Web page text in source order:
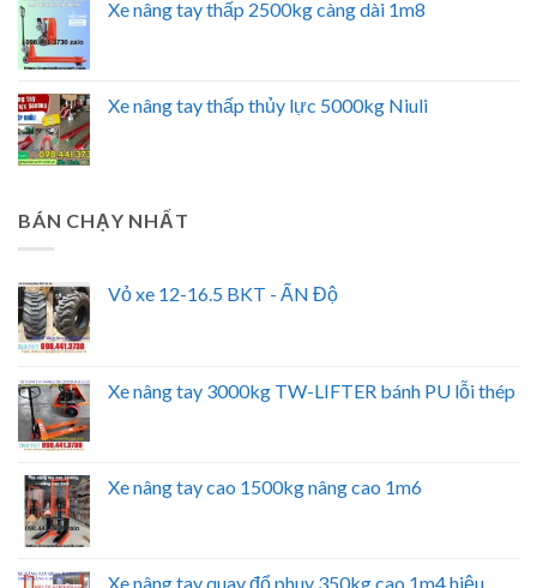
Xe nâng tay thấp 2500kg càng dài 1m8
Xe nâng tay thấp thủy lực 5000kg Niuli
BÁN CHẠY NHẤT
Vỏ xe 12-16.5 BKT - ẤN Độ
Xe nâng tay 3000kg TW-LIFTER bánh PU lỗi thép
Xe nâng tay cao 1500kg nâng cao 1m6
Xe nâng tay quay đổ phuy 350kg cao 1m4 hiệu